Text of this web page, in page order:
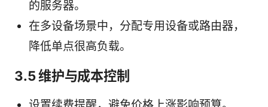
的服务器。
在多设备场景中，分配专用设备或路由器，
降低单点很高负载。
3.5 维护与成本控制